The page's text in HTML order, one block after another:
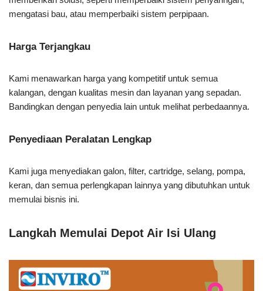
mengatasi bau, atau memperbaiki sistem perpipaan.
Harga Terjangkau
Kami menawarkan harga yang kompetitif untuk semua
kalangan, dengan kualitas mesin dan layanan yang sepadan.
Bandingkan dengan penyedia lain untuk melihat perbedaannya.
Penyediaan Peralatan Lengkap
Kami juga menyediakan galon, filter, cartridge, selang, pompa,
keran, dan semua perlengkapan lainnya yang dibutuhkan untuk
memulai bisnis ini.
Langkah Memulai Depot Air Isi Ulang